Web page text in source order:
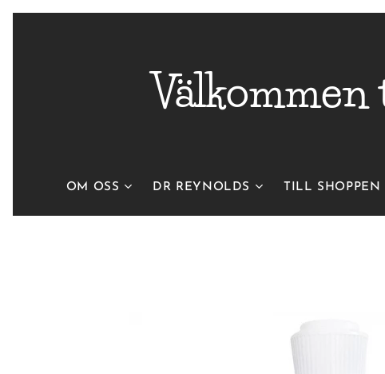
OM OSS DR REYNOLDS TILL SHOPPEN